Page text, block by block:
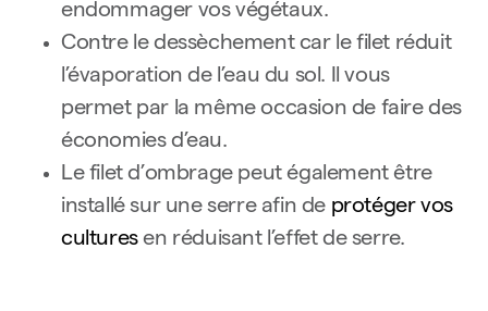
endommager vos végétaux.
Contre le dessèchement car le filet réduit
l’évaporation de l’eau du sol. Il vous
permet par la même occasion de faire des
économies d’eau.
Le filet d’ombrage peut également être
installé sur une serre afin de protéger vos
culturesen réduisant l’effet de serre.